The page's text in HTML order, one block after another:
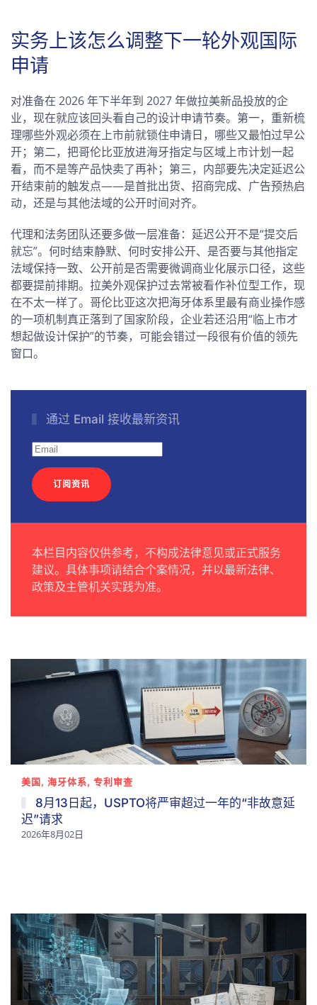
实务上该怎么调整下一轮外观国际
申请
对准备在 2026 年下半年到 2027 年做拉美新品投放的企
业，现在就应该回头看自己的设计申请节奏。第一，重新梳
理哪些外观必须在上市前就锁住申请日，哪些又最怕过早公
开；第二，把哥伦比亚放进海牙指定与区域上市计划一起
看，而不是等产品快卖了再补；第三，内部要先决定延迟公
开结束前的触发点——是首批出货、招商完成、广告预热启
动，还是与其他法域的公开时间对齐。
代理和法务团队还要多做一层准备：延迟公开不是“提交后
就忘”。何时结束静默、何时安排公开、是否要与其他指定
法域保持一致、公开前是否需要微调商业化展示口径，这些
都要提前排期。拉美外观保护过去常被看作补位型工作，现
在不太一样了。哥伦比亚这次把海牙体系里最有商业操作感
的一项机制真正落到了国家阶段，企业若还沿用“临上市才
想起做设计保护”的节奏，可能会错过一段很有价值的领先
窗口。
通过 Email 接收最新资讯
订阅资讯
本栏目内容仅供参考，不构成法律意见或正式服务
建议。具体事项请结合个案情况，并以最新法律、
政策及主管机关实践为准。
美国, 海牙体系, 专利审查
8月13日起，USPTO将严审超过一年的“非故意延
迟”请求
2026年8月02日